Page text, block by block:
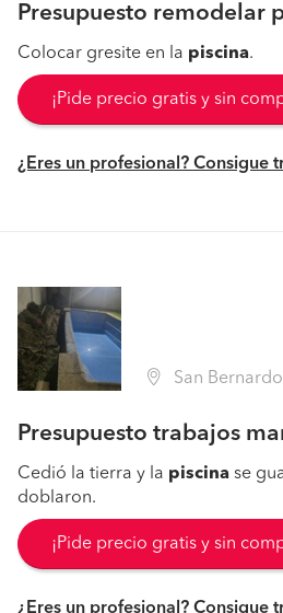
Presupuesto remodelar
Colocar gresite en la piscina.
¡Pide precio gratis y sin
¿Eres un profesional? Consigue
San Bernardo (Región
Presupuesto trabajos
Cedió la tierra y la piscina se
doblaron.
¡Pide precio gratis y sin
¿Eres un profesional? Consigue